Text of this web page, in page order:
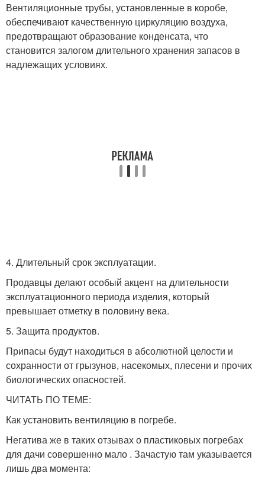
Вентиляционные трубы, установленные в коробе,
обеспечивают качественную циркуляцию воздуха,
предотвращают образование конденсата, что
становится залогом длительного хранения запасов в
надлежащих условиях.
4. Длительный срок эксплуатации.
Продавцы делают особый акцент на длительности
эксплуатационного периода изделия, который
превышает отметку в половину века.
5. Защита продуктов.
Припасы будут находиться в абсолютной целости и
сохранности от грызунов, насекомых, плесени и прочих
биологических опасностей.
ЧИТАТЬ ПО ТЕМЕ:
Как установить вентиляцию в погребе.
Негатива же в таких отзывах о пластиковых погребах
для дачи совершенно мало . Зачастую там указывается
лишь два момента: